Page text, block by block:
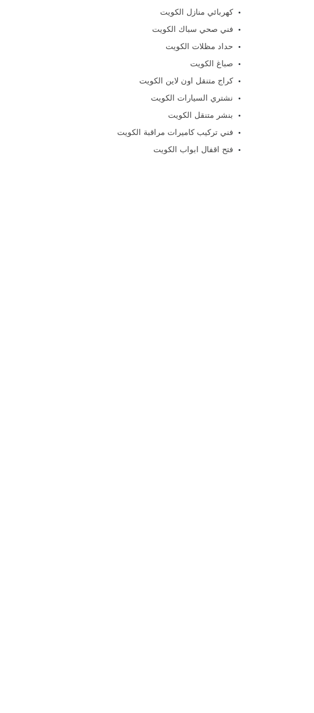
كهربائي منازل الكويت
فني صحي سباك الكويت
حداد مظلات الكويت
صباغ الكويت
كراج متنقل اون لاين الكويت
نشتري السيارات الكويت
بنشر متنقل الكويت
فني تركيب كاميرات مراقبة الكويت
فتح اقفال ابواب الكويت